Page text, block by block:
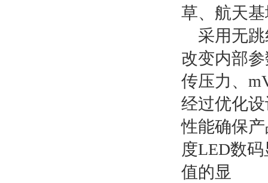
草、航天
采用无
改变内部
传压力、
经过优化
性能确保
度LED数
值的显